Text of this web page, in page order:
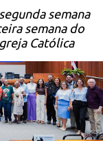
semana
semana do
Católica